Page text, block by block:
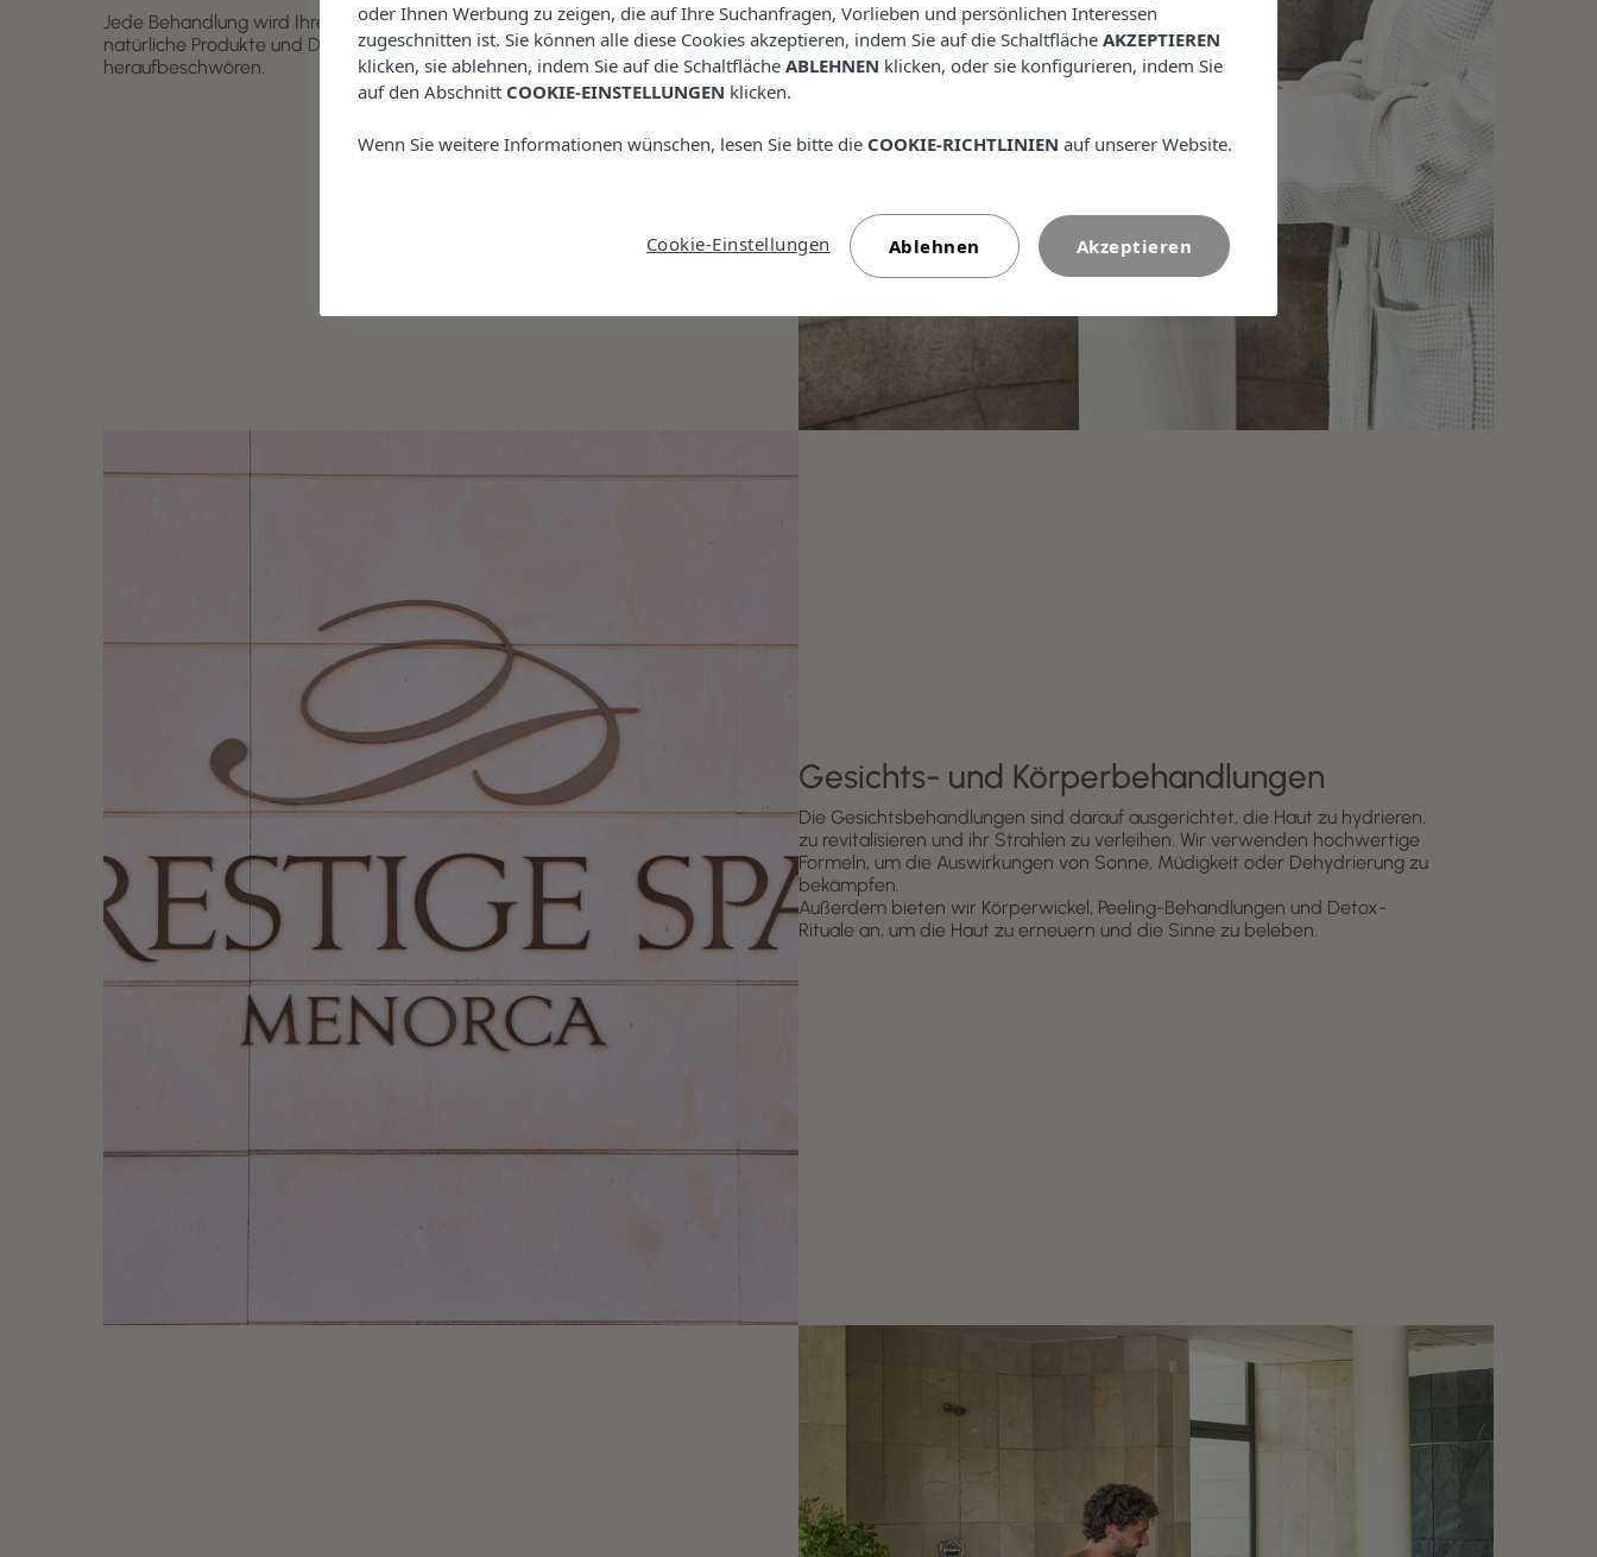
Jede Behandlung wird Ihren Bedürfnissen angepasst, mit Vorrang für
natürliche Produkte und Düfte, die das mediterrane Wesen
heraufbeschwören.
Gesichts- und Körperbehandlungen
Die Gesichtsbehandlungen sind darauf ausgerichtet, die Haut zu hydrieren,
zu revitalisieren und ihr Strahlen zu verleihen. Wir verwenden hochwertige
Formeln, um die Auswirkungen von Sonne, Müdigkeit oder Dehydrierung zu
bekämpfen.
Außerdem bieten wir Körperwickel, Peeling-Behandlungen und Detox-
Rituale an, um die Haut zu erneuern und die Sinne zu beleben.
oder Ihnen Werbung zu zeigen, die auf Ihre Suchanfragen, Vorlieben und persönlichen Interessen
zugeschnitten ist. Sie können alle diese Cookies akzeptieren, indem Sie auf die Schaltfläche AKZEPTIEREN
klicken, sie ablehnen, indem Sie auf die Schaltfläche ABLEHNEN klicken, oder sie konfigurieren, indem Sie
auf den Abschnitt COOKIE-EINSTELLUNGEN klicken.
Wenn Sie weitere Informationen wünschen, lesen Sie bitte die COOKIE-RICHTLINIEN auf unserer Website.
Cookie-Einstellungen Ablehnen Akzeptieren